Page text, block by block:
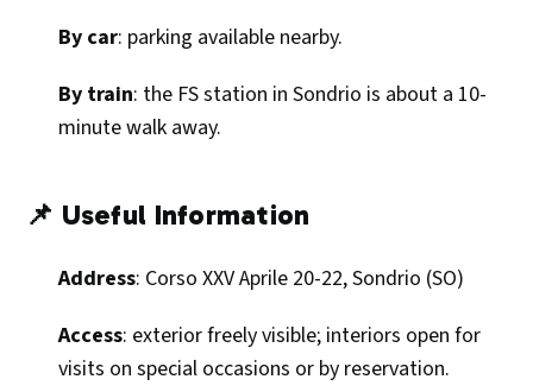
By car: parking available nearby.
By train: the FS station in Sondrio is about a 10-
minute walk away.
📌 Useful Information
Address: Corso XXV Aprile 20-22, Sondrio (SO)
Access: exterior freely visible; interiors open for
visits on special occasions or by reservation.